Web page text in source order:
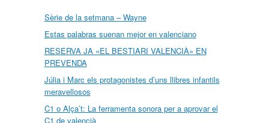
Sèrie de la setmana – Wayne
Estas palabras suenan mejor en valenciano
RESERVA JA «EL BESTIARI VALENCIÀ» EN
PREVENDA
Júlia i Marc els protagonistes d’uns llibres infantils
meravellosos
C1 o Alça’t: La ferramenta sonora per a aprovar el
C1 de valencià